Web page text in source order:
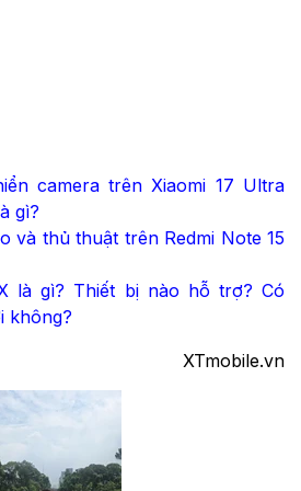
camera trên Xiaomi 17 Ultra
gì?
và thủ thuật trên Redmi Note 15
là gì? Thiết bị nào hỗ trợ? Có
không?
XTmobile.vn